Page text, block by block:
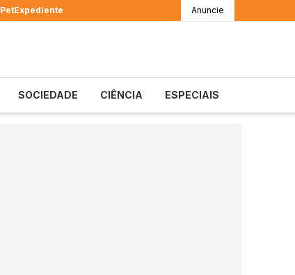
PetExpediente Anuncie
SOCIEDADE CIÊNCIA ESPECIAIS